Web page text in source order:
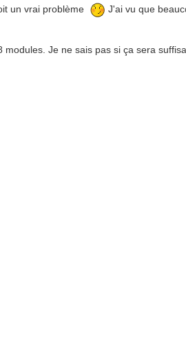
un vrai problème
J'ai vu que
Je ne sais pas si ça sera